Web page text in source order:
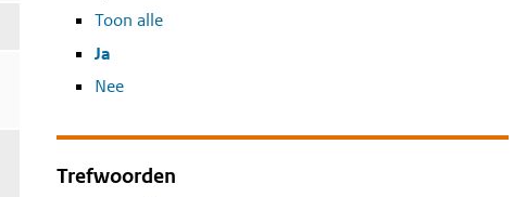
Toon alle
Ja
Nee
Trefwoorden